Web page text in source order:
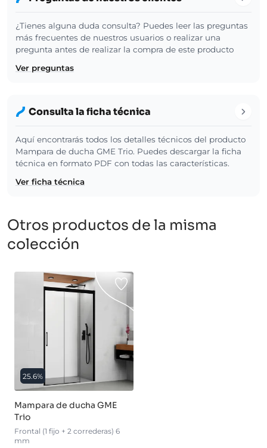
¿Tienes alguna duda consulta? Puedes leer las preguntas
más frecuentes de nuestros usuarios o realizar una
pregunta antes de realizar la compra de este producto
Ver preguntas
Consulta la ficha técnica
Aquí encontrarás todos los detalles técnicos del producto
Mampara de ducha GME Trio. Puedes descargar la ficha
técnica en formato PDF con todas las características.
Ver ficha técnica
Otros productos de la misma
colección
25.6%
Mampara de ducha GME
Trio
Frontal (1 fijo + 2 correderas) 6
mm